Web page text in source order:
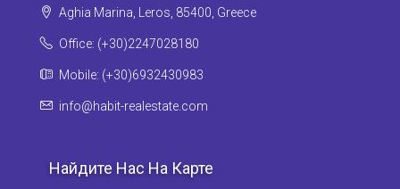
Aghia Marina, Leros, 85400, Greece
Office: (+30)2247028180
Mobile: (+30)6932430983
info@habit-realestate.com
Найдите Нас На Карте